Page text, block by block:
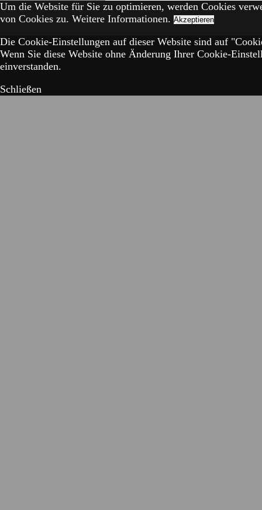
Um die Website für Sie zu optimieren, werden Cookies
von Cookies zu. Weitere Informationen. Akzeptieren
Die Cookie-Einstellungen auf dieser Website sind auf
Wenn Sie diese Website ohne Änderung Ihrer Cookie-
einverstanden.
Schließen